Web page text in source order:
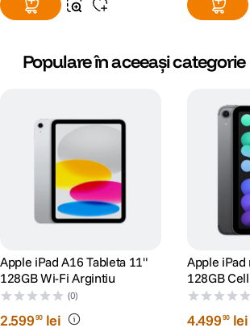
Pana la 60% mai rapid.
Neural Engine cu 16 nuclee transforma iPad Air
extrem de performant, oferind viteze cu pana la
modelul cu cip M1. M3 sustine functii Apple
Tools si Image Wand din aplicatia Notes, faciliteaza
asistata de AI in Goodnotes 6, imbunatateste
Pro pentru iPad si optimizeaza analiza profesionala
Video Analysis App.
Populare în aceeași categorie
Apple iPad A16 Tableta 11"
128GB Wi-Fi Argintiu
(0)
2.59990 lei
Apple
128GB
4.49990 lei